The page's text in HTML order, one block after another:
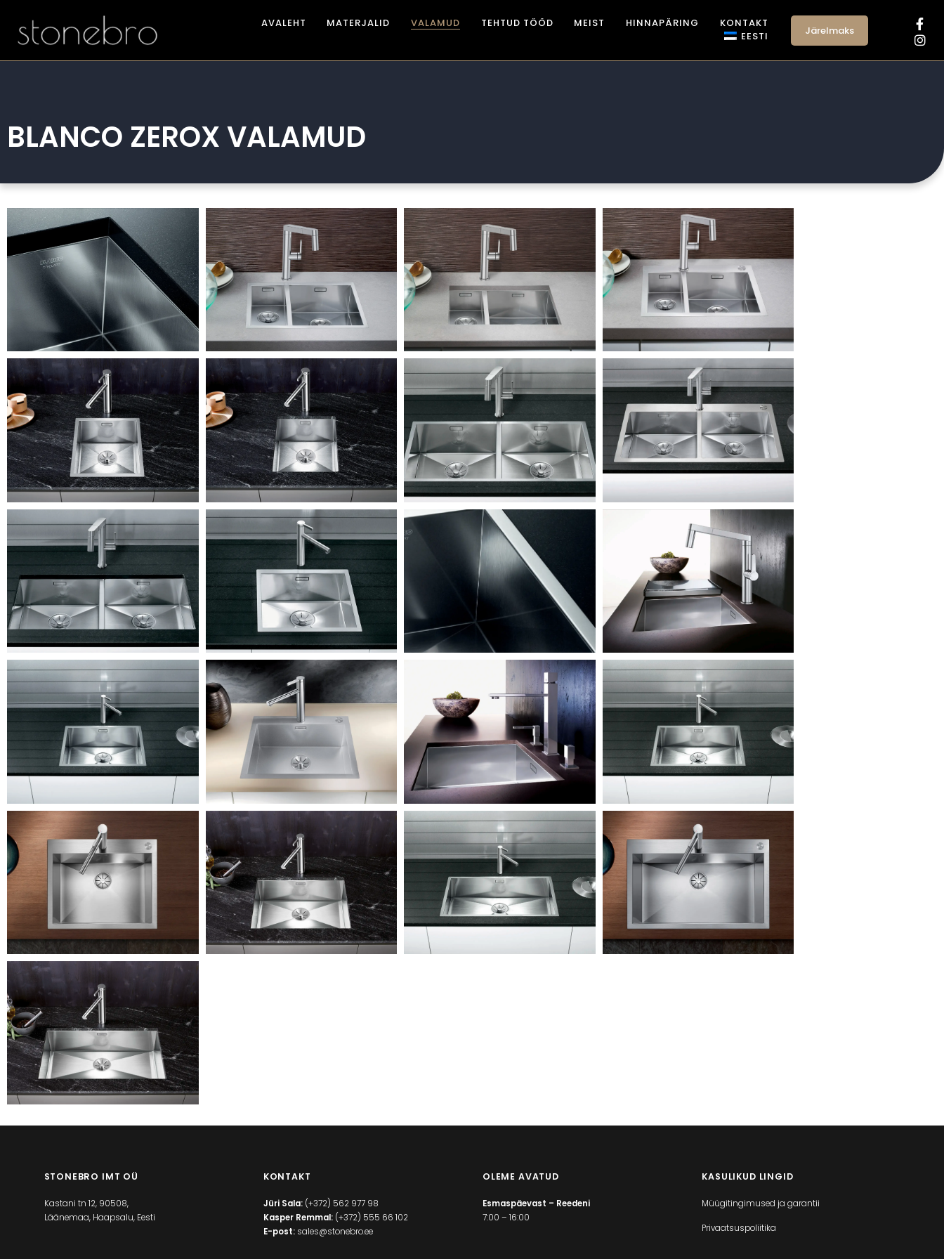
AVALEHT MATERJALID VALAMUD TEHTUD TÖÖD MEIST HINNAPÄRING
KONTAKT
EESTI
Järelmaks
BLANCO ZEROX VALAMUD
STONEBRO IMT OÜ
Kastani tn 12, 90508,
Läänemaa, Haapsalu, Eesti
KONTAKT
Jüri Sala: (+372) 562 977 98
Kasper Remmal: (+372) 555 66 102
E-post: sales@stonebro.ee
OLEME AVATUD
Esmaspäevast – Reedeni
7:00 – 16:00
KASULIKUD LINGID
Müügitingimused ja garantii
Privaatsuspoliitika